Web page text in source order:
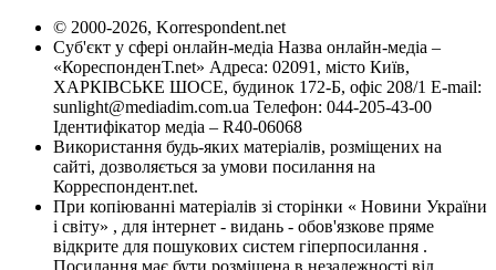
© 2000-2026, Korrespondent.net
Суб'єкт у сфері онлайн-медіа Назва онлайн-медіа –
«КореспонденТ.net» Адреса: 02091, місто Київ,
ХАРКІВСЬКЕ ШОСЕ, будинок 172-Б, офіс 208/1 E-mail:
sunlight@mediadim.com.ua Телефон: 044-205-43-00
Ідентифікатор медіа – R40-06068
Використання будь-яких матеріалів, розміщених на
сайті, дозволяється за умови посилання на
Корреспондент.net.
При копіюванні матеріалів зі сторінки « Новини України
і світу» , для інтернет - видань - обов'язкове пряме
відкрите для пошукових систем гіперпосилання .
Посилання має бути розміщена в незалежності від